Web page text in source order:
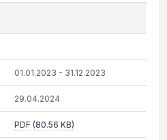
01.01.2023 - 31.12.2023
29.04.2024
PDF (80.56 KB)